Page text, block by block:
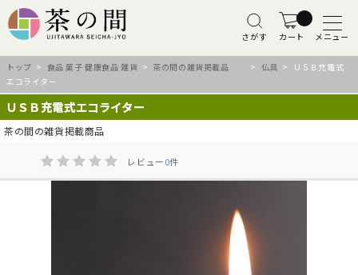
さがす カート メニュー
トップ > 食品 菓子 健康食品 雑貨 > 茶の間の雑貨掲載品 > 仏具 > ＵＳＢ充電式
エコライター
ＵＳＢ充電式エコライター
茶の間の雑貨掲載商品
レビュー0件